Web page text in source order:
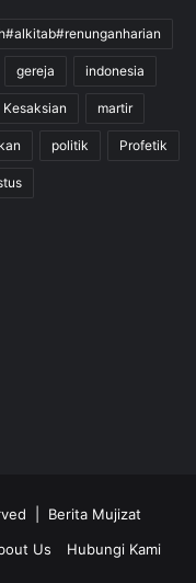
gereja indonesia
Kesaksian martir
politik Profetik
| Berita Mujizat
Us Hubungi Kami